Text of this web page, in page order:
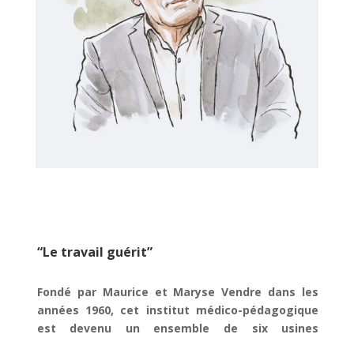
“Le travail guérit”
Fondé par Maurice et Maryse Vendre dans les
années 1960, cet institut médico-pédagogique
est devenu un ensemble de six usines